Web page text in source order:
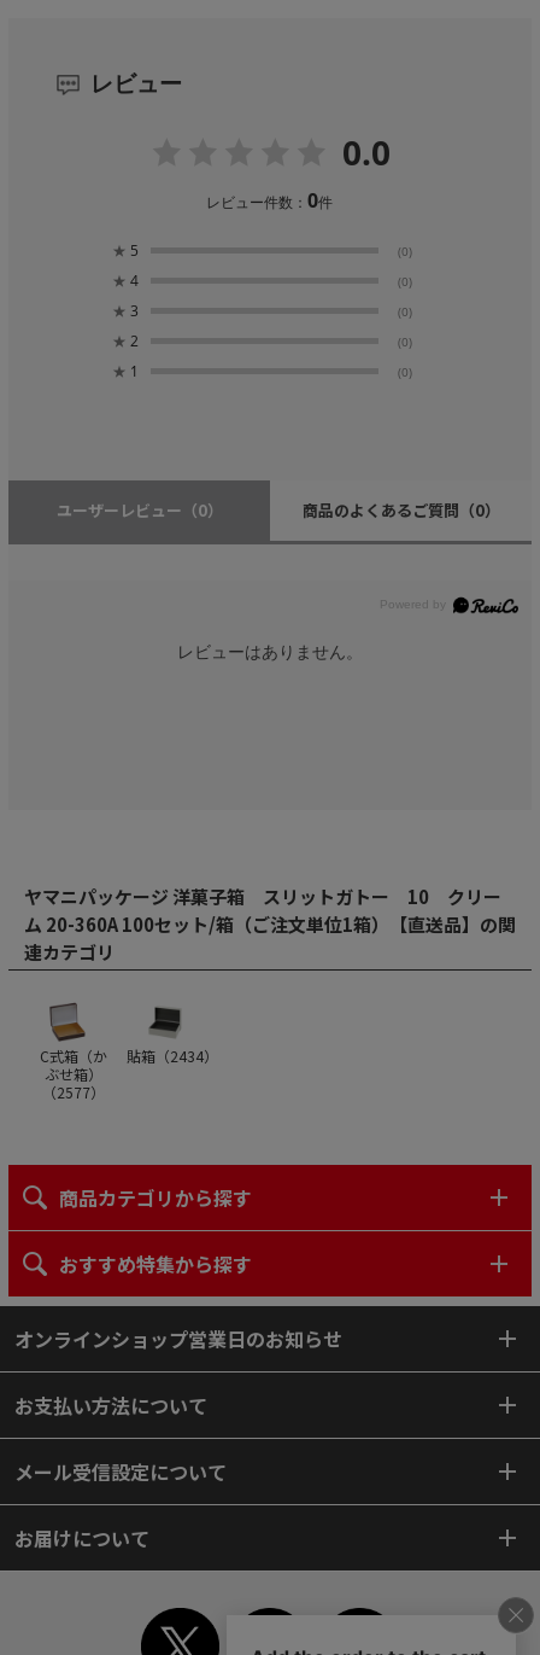
レビュー
0.0
レビュー件数：0件
★ 5 (0)
★ 4 (0)
★ 3 (0)
★ 2 (0)
★ 1 (0)
ユーザーレビュー （0） 商品のよくあるご質問 （0）
レビューはありません。
ヤマニパッケージ 洋菓子箱 スリットガトー 10 クリー
ム 20-360A 100セット/箱（ご注文単位1箱）【直送品】の関
連カテゴリ
C式箱（か
ぶせ箱）
（2577）
貼箱（2434）
商品カテゴリから探す
おすすめ特集から探す
オンラインショップ営業日のお知らせ
お支払い方法について
メール受信設定について
お届けについて